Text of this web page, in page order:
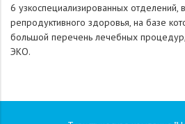
6 узкоспециализированных отделений,
репродуктивного здоровья, на базе
большой перечень лечебных
ЭКО.